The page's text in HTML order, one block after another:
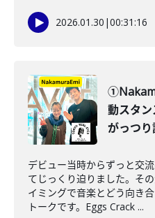
2026.01.30 |00:31:16
動スタン
がっつり
デビュー当時からずっと交
てじっくり迫りました。そ
イミングで音楽とどう向き
トークです。Eggs Crack ...